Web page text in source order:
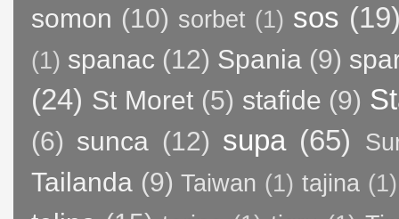
somon (10) sorbet (1) sos
(1) spanac (12) Spania (9)
(24) St Moret (5) stafide (9)
(6) sunca (12) supa (65)
Tailanda (9) Taiwan (1) tajina (1)